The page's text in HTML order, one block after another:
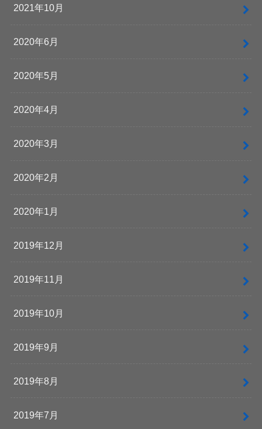
2021年10月
2020年6月
2020年5月
2020年4月
2020年3月
2020年2月
2020年1月
2019年12月
2019年11月
2019年10月
2019年9月
2019年8月
2019年7月